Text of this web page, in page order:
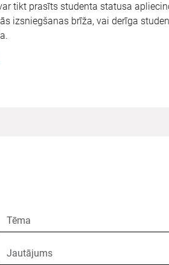
tikt prasīts studenta statusa
izsniegšanas brīža, vai derīga